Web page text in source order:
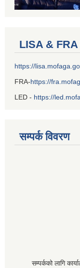
LISA & FRA
https://
FRA-https://
LED - https://
सम्पर्क विवरण
सम्पर्कको लागि